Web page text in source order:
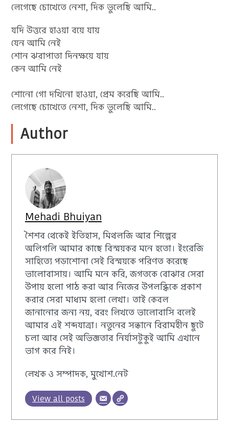
লেগেছে চোখেতে নেশা, দিক ভুলেছি আমি..
যদি উত্তরে হাওয়া বয়ে যায়
যেন আমি নেই
শোন ঝরাপাতা দিনক্ষয়ে যায়
কেন আমি নেই
শোনো গো দখিনো হাওয়া, প্রেম করেছি আমি..
লেগেছে চোখেতে নেশা, দিক ভুলেছি আমি..
Author
Mehadi Bhuiyan
শৈশব থেকেই ইতিহাস, মিথলজি আর শিল্পের
অলিগলি আমার কাছে বিস্ময়কর মনে হতো। ইংরেজি
সাহিত্যে পড়াশোনা সেই বিস্ময়কে পরিণত করেছে
ভালোবাসায়। আমি মনে করি, জগতকে বোঝার সেরা
উপায় হলো পাঠ করা আর নিজের উপলব্ধিকে প্রকাশ
করার সেরা মাধ্যম হলো লেখা। তাই কেবল
জানানোর জন্য নয়, বরং লিখতে ভালোবাসি বলেই
আমার এই শব্দযাত্রা। নতুনের সন্ধানে বিরামহীন ছুটে
চলা আর সেই অভিজ্ঞতার নির্যাসটুকুই আমি এখানে
ভাগ করে নিই।
লেখক ও সম্পাদক, মুখোশ.নেট
View all posts